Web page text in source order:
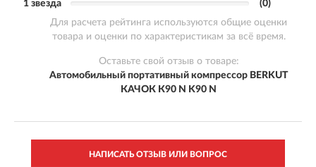
1 звезда
(0)
Для расчета рейтинга используются общие оценки
товара и оценки по характеристикам за всё время.
Оставьте свой отзыв о товаре:
Автомобильный портативный компрессор BERKUT
КАЧОК К90 N K90 N
НАПИСАТЬ ОТЗЫВ ИЛИ ВОПРОС